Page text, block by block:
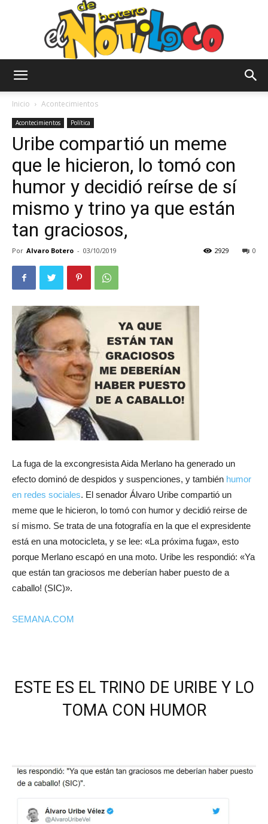
Notiloco
de
Inicio Acontecimientos
Acontecimientos Política
Uribe compartió un meme
que le hicieron, lo tomó con
humor y decidió reírse de sí
mismo y trino ya que están
tan graciosos,
Por Alvaro Botero - 03/10/2019 0
2929
La fuga de la excongresista Aida Merlano ha generado un
efecto dominó de despidos y suspenciones, y también humor
en redes sociales. El senador Álvaro Uribe compartió un
meme que le hicieron, lo tomó con humor y decidió reirse de
sí mismo. Se trata de una fotografía en la que el expresidente
está en una motocicleta, y se lee: «La próxima fuga», esto
porque Merlano escapó en una moto. Uribe les respondió: «Ya
que están tan graciosos me deberían haber puesto de a
caballo! (SIC)».
SEMANA.COM
ESTE ES EL TRINO DE URIBE Y LO
TOMA CON HUMOR